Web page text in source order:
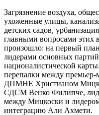
Загрязнение воздуха,
ухоженные улицы,
детских садов,
главными вопросами этих
произошло: на первый
лидерами основных
националистической
перепалки между
ДПМНЕ Христианом
СДСМ Венко Филипче,
между Мицкоски и
интеграцию Али Ахмети.